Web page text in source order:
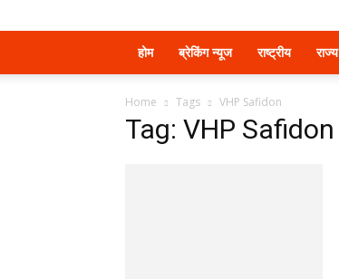
होम ब्रेकिंग न्यूज राष्ट्रीय राज्य
Home Tags VHP Safidon
Tag: VHP Safidon